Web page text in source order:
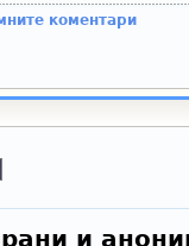
коментари
и